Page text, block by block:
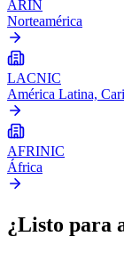
ARIN
Norteamérica
LACNIC
América Latina,
AFRINIC
África
¿Listo para